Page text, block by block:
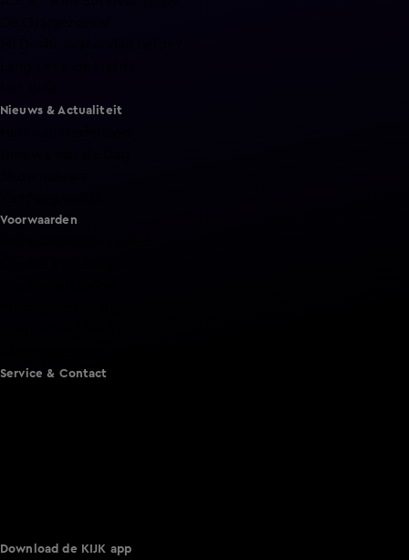
Nieuws & Actualiteit
Voorwaarden
Service & Contact
Download de KIJK app